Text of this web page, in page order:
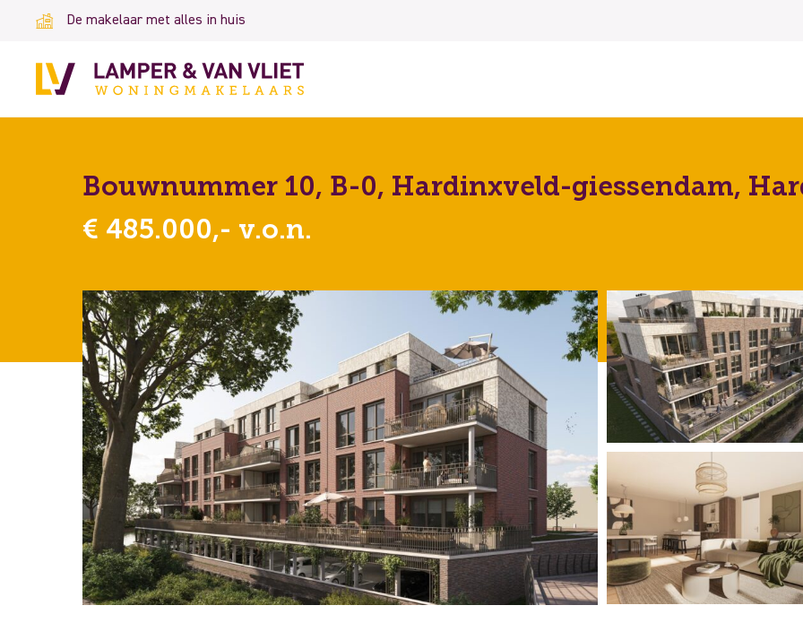
De makelaar met alles in huis
Bouwnummer 10, B-0, Hardinxveld-giessendam,
€ 485.000,- v.o.n.